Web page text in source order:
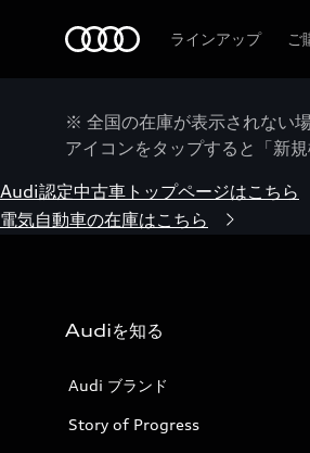
ラインアップ ご
※ 全国の在庫が表示されない
アイコンをタップすると「新
Audi認定中古車トップページはこちら
電気自動車の在庫はこちら
Audiを知る
Audi ブランド
Story of Progress